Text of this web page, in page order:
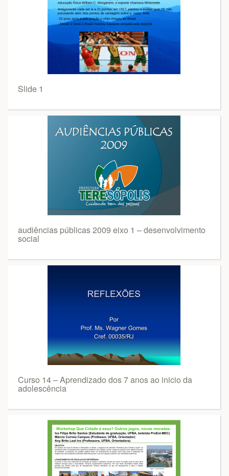
Slide 1
audiências públicas 2009 eixo 1 – desenvolvimento
social
Curso 14 – Aprendizado dos 7 anos ao inicio da
adolescência